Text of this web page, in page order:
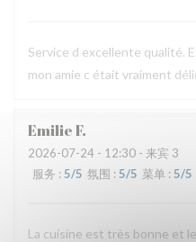
Service d excellente qualité.
mon amie c était vraiment
EmilieF
2026-07-24 - 12:30 - 来宾 3
服务 : 5/5 氛围 : 5/5 菜单 : 5/5
La cuisine est très bonne et